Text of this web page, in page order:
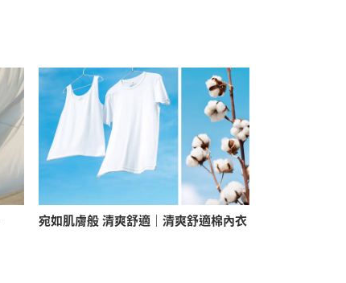
宛如肌膚般 清爽舒適｜清爽舒適棉內衣